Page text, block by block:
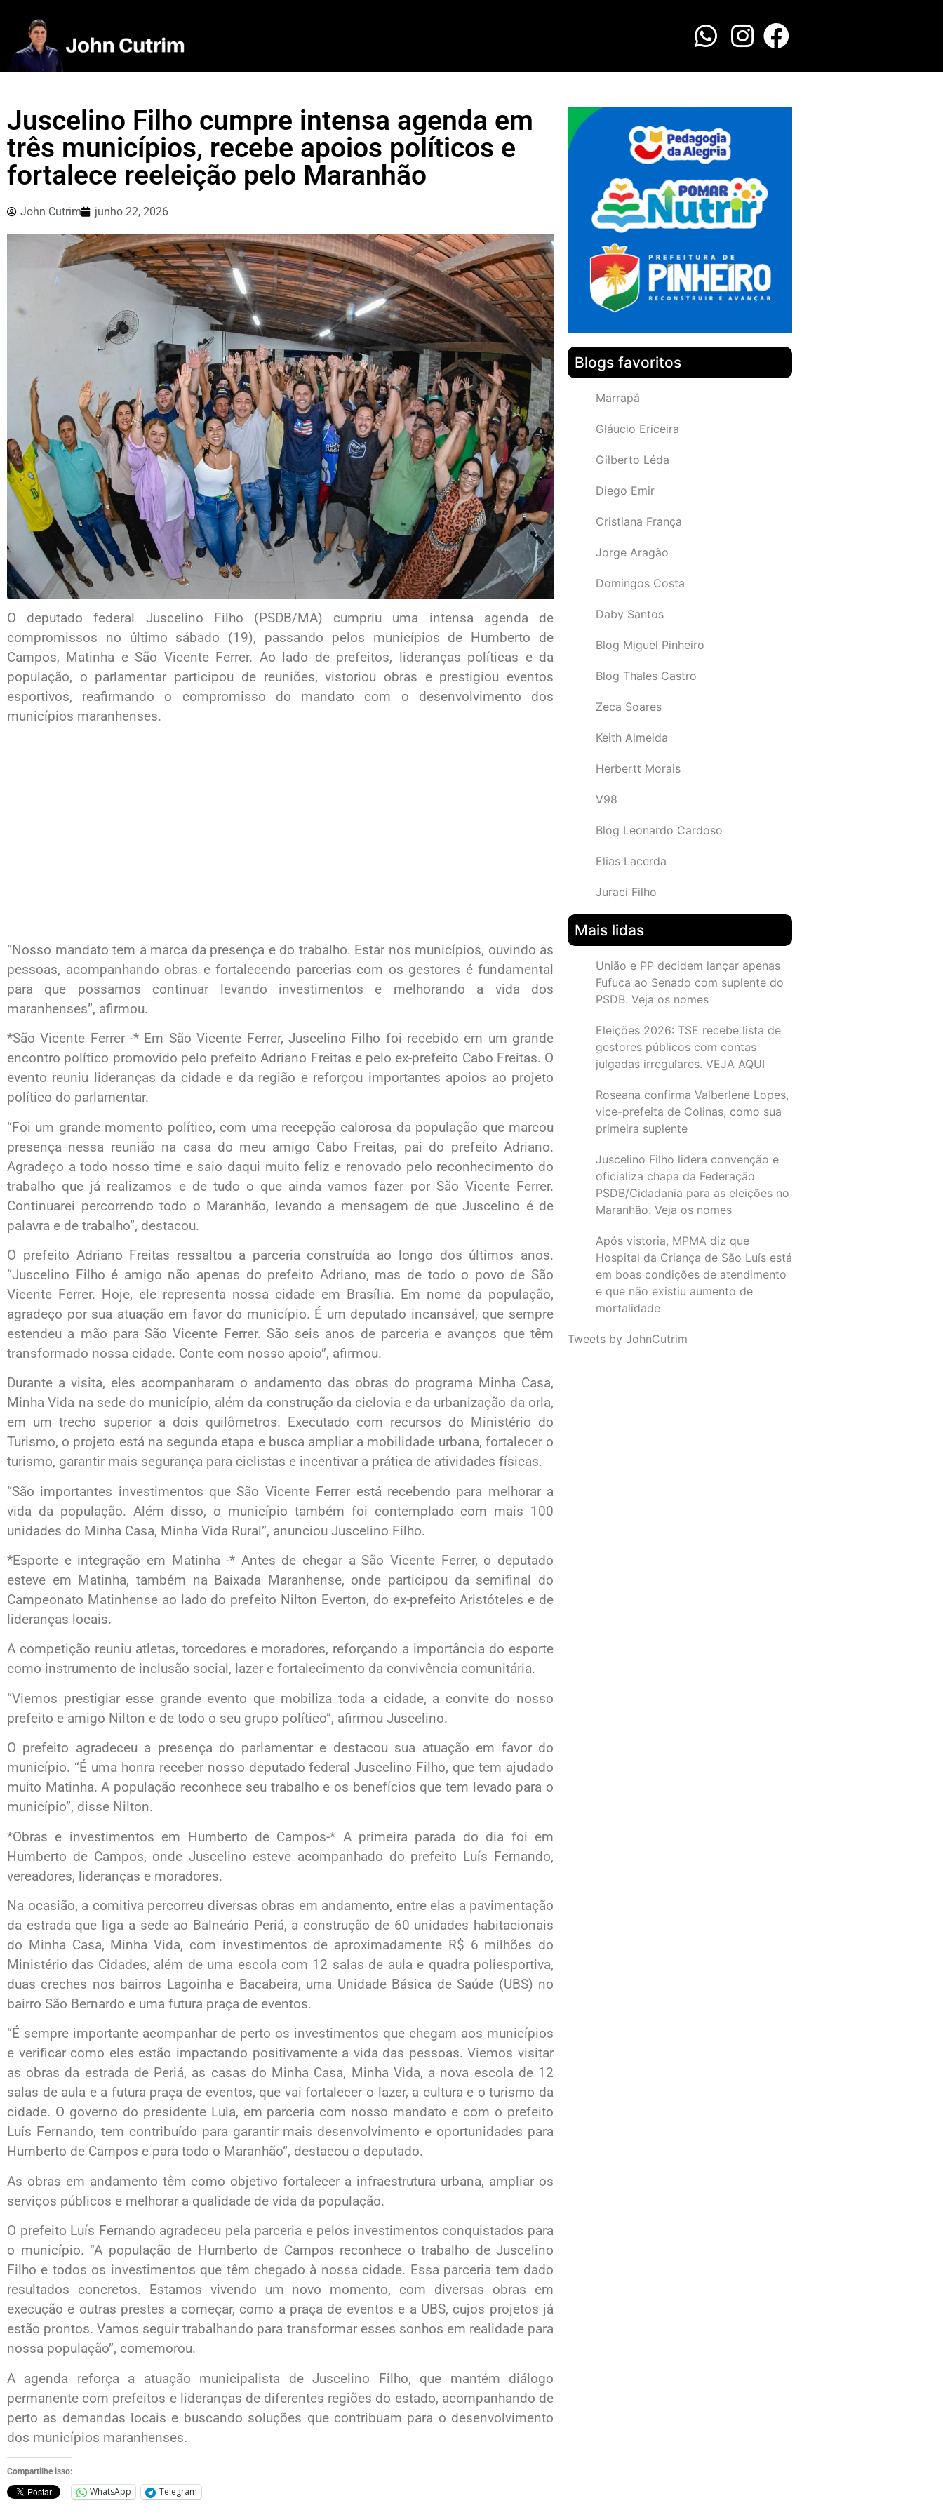
Juscelino Filho cumpre intensa agenda em
três municípios, recebe apoios políticos e
fortalece reeleição pelo Maranhão
John Cutrim junho 22, 2026
O deputado federal Juscelino Filho (PSDB/MA) cumpriu uma intensa agenda de
compromissos no último sábado (19), passando pelos municípios de Humberto de
Campos, Matinha e São Vicente Ferrer. Ao lado de prefeitos, lideranças políticas e da
população, o parlamentar participou de reuniões, vistoriou obras e prestigiou eventos
esportivos, reafirmando o compromisso do mandato com o desenvolvimento dos
municípios maranhenses.
“Nosso mandato tem a marca da presença e do trabalho. Estar nos municípios, ouvindo as
pessoas, acompanhando obras e fortalecendo parcerias com os gestores é fundamental
para que possamos continuar levando investimentos e melhorando a vida dos
maranhenses”, afirmou.
*São Vicente Ferrer -* Em São Vicente Ferrer, Juscelino Filho foi recebido em um grande
encontro político promovido pelo prefeito Adriano Freitas e pelo ex-prefeito Cabo Freitas. O
evento reuniu lideranças da cidade e da região e reforçou importantes apoios ao projeto
político do parlamentar.
“Foi um grande momento político, com uma recepção calorosa da população que marcou
presença nessa reunião na casa do meu amigo Cabo Freitas, pai do prefeito Adriano.
Agradeço a todo nosso time e saio daqui muito feliz e renovado pelo reconhecimento do
trabalho que já realizamos e de tudo o que ainda vamos fazer por São Vicente Ferrer.
Continuarei percorrendo todo o Maranhão, levando a mensagem de que Juscelino é de
palavra e de trabalho”, destacou.
O prefeito Adriano Freitas ressaltou a parceria construída ao longo dos últimos anos.
“Juscelino Filho é amigo não apenas do prefeito Adriano, mas de todo o povo de São
Vicente Ferrer. Hoje, ele representa nossa cidade em Brasília. Em nome da população,
agradeço por sua atuação em favor do município. É um deputado incansável, que sempre
estendeu a mão para São Vicente Ferrer. São seis anos de parceria e avanços que têm
transformado nossa cidade. Conte com nosso apoio”, afirmou.
Durante a visita, eles acompanharam o andamento das obras do programa Minha Casa,
Minha Vida na sede do município, além da construção da ciclovia e da urbanização da orla,
em um trecho superior a dois quilômetros. Executado com recursos do Ministério do
Turismo, o projeto está na segunda etapa e busca ampliar a mobilidade urbana, fortalecer o
turismo, garantir mais segurança para ciclistas e incentivar a prática de atividades físicas.
“São importantes investimentos que São Vicente Ferrer está recebendo para melhorar a
vida da população. Além disso, o município também foi contemplado com mais 100
unidades do Minha Casa, Minha Vida Rural”, anunciou Juscelino Filho.
*Esporte e integração em Matinha -* Antes de chegar a São Vicente Ferrer, o deputado
esteve em Matinha, também na Baixada Maranhense, onde participou da semifinal do
Campeonato Matinhense ao lado do prefeito Nilton Everton, do ex-prefeito Aristóteles e de
lideranças locais.
A competição reuniu atletas, torcedores e moradores, reforçando a importância do esporte
como instrumento de inclusão social, lazer e fortalecimento da convivência comunitária.
“Viemos prestigiar esse grande evento que mobiliza toda a cidade, a convite do nosso
prefeito e amigo Nilton e de todo o seu grupo político”, afirmou Juscelino.
O prefeito agradeceu a presença do parlamentar e destacou sua atuação em favor do
município. “É uma honra receber nosso deputado federal Juscelino Filho, que tem ajudado
muito Matinha. A população reconhece seu trabalho e os benefícios que tem levado para o
município”, disse Nilton.
*Obras e investimentos em Humberto de Campos-* A primeira parada do dia foi em
Humberto de Campos, onde Juscelino esteve acompanhado do prefeito Luís Fernando,
vereadores, lideranças e moradores.
Na ocasião, a comitiva percorreu diversas obras em andamento, entre elas a pavimentação
da estrada que liga a sede ao Balneário Periá, a construção de 60 unidades habitacionais
do Minha Casa, Minha Vida, com investimentos de aproximadamente R$ 6 milhões do
Ministério das Cidades, além de uma escola com 12 salas de aula e quadra poliesportiva,
duas creches nos bairros Lagoinha e Bacabeira, uma Unidade Básica de Saúde (UBS) no
bairro São Bernardo e uma futura praça de eventos.
“É sempre importante acompanhar de perto os investimentos que chegam aos municípios
e verificar como eles estão impactando positivamente a vida das pessoas. Viemos visitar
as obras da estrada de Periá, as casas do Minha Casa, Minha Vida, a nova escola de 12
salas de aula e a futura praça de eventos, que vai fortalecer o lazer, a cultura e o turismo da
cidade. O governo do presidente Lula, em parceria com nosso mandato e com o prefeito
Luís Fernando, tem contribuído para garantir mais desenvolvimento e oportunidades para
Humberto de Campos e para todo o Maranhão”, destacou o deputado.
As obras em andamento têm como objetivo fortalecer a infraestrutura urbana, ampliar os
serviços públicos e melhorar a qualidade de vida da população.
O prefeito Luís Fernando agradeceu pela parceria e pelos investimentos conquistados para
o município. “A população de Humberto de Campos reconhece o trabalho de Juscelino
Filho e todos os investimentos que têm chegado à nossa cidade. Essa parceria tem dado
resultados concretos. Estamos vivendo um novo momento, com diversas obras em
execução e outras prestes a começar, como a praça de eventos e a UBS, cujos projetos já
estão prontos. Vamos seguir trabalhando para transformar esses sonhos em realidade para
nossa população”, comemorou.
A agenda reforça a atuação municipalista de Juscelino Filho, que mantém diálogo
permanente com prefeitos e lideranças de diferentes regiões do estado, acompanhando de
perto as demandas locais e buscando soluções que contribuam para o desenvolvimento
dos municípios maranhenses.
Compartilhe isso:
WhatsApp Telegram
Blogs favoritos
Marrapá
Gláucio Ericeira
Gilberto Léda
Diego Emir
Cristiana França
Jorge Aragão
Domingos Costa
Daby Santos
Blog Miguel Pinheiro
Blog Thales Castro
Zeca Soares
Keith Almeida
Herbertt Morais
V98
Blog Leonardo Cardoso
Elias Lacerda
Juraci Filho
Mais lidas
União e PP decidem lançar apenas
Fufuca ao Senado com suplente do
PSDB. Veja os nomes
Eleições 2026: TSE recebe lista de
gestores públicos com contas
julgadas irregulares. VEJA AQUI
Roseana confirma Valberlene Lopes,
vice-prefeita de Colinas, como sua
primeira suplente
Juscelino Filho lidera convenção e
oficializa chapa da Federação
PSDB/Cidadania para as eleições no
Maranhão. Veja os nomes
Após vistoria, MPMA diz que
Hospital da Criança de São Luís está
em boas condições de atendimento
e que não existiu aumento de
mortalidade
Tweets by JohnCutrim